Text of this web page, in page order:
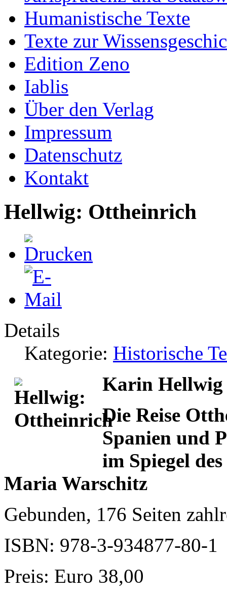
Humanistische Texte
Texte zur
Edition Zeno
Iablis
Über den Verlag
Impressum
Datenschutz
Kontakt
Hellwig: Ottheinrich
Details
Kategorie: Historische
Karin Hellwig
Die Reise
Spanien und
im Spiegel
Maria Warschitz
Gebunden, 176 Seiten
ISBN: 978-3-934877-80-1
Preis: Euro 38,00